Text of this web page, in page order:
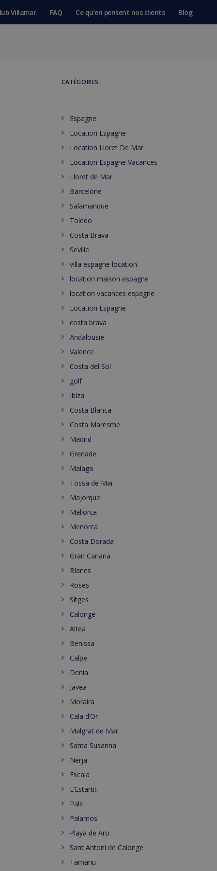
Villamar FAQ Ce qu’en pensent nos clients Blog
CATÉGORIES
Espagne
Location Espagne
Location Lloret De Mar
Location Espagne Vacances
Lloret de Mar
Barcelone
Salamanque
Toledo
Costa Brava
Seville
villa espagne location
location maison espagne
location vacances espagne
Location Espagne
costa brava
Andalousie
Valence
Costa del Sol
golf
Ibiza
Costa Blanca
Costa Maresme
Madrid
Grenade
Malaga
Tossa de Mar
Majorque
Mallorca
Menorca
Costa Dorada
Gran Canaria
Blanes
Roses
Sitges
Calonge
Altea
Benissa
Calpe
Denia
Javea
Moraira
Cala d’Or
Malgrat de Mar
Santa Susanna
Nerja
Escala
L’Estartit
Pals
Palamos
Playa de Aro
Sant Antoni de Calonge
Tamariu